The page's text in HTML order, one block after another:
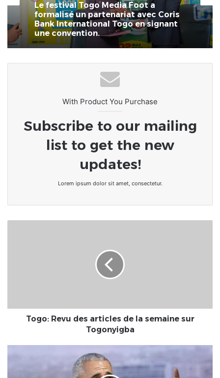
Le festival Togo Media Foot a
formalisé un partenariat avec Coris
Bank International Togo en signant
une convention.
With Product You Purchase
Subscribe to our mailing
list to get the new
updates!
Lorem ipsum dolor sit amet, consectetur.
Togonyigba
Togo: Revu des articles de la semaine sur
Togonyigba